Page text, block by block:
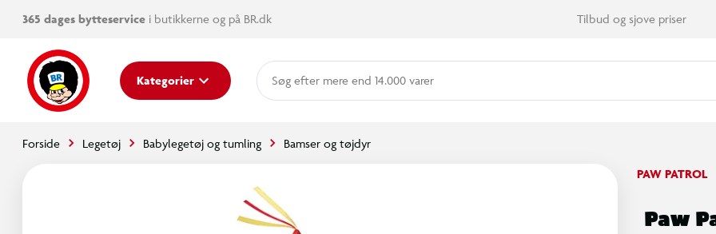
365 dages bytteservice i butikkerne og på BR.dk Tilbud og sjove priser
Kategorier mere end 14.000 varer
Forside Legetøj Babylegetøj og tumling Bamser og tøjdyr
PAW PATROL
Paw